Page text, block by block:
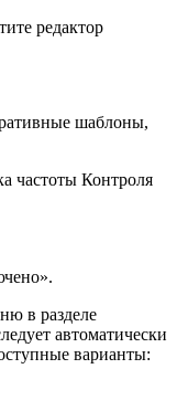
редактор
шаблоны,
частоты Контроля
в разделе
автоматически
варианты: